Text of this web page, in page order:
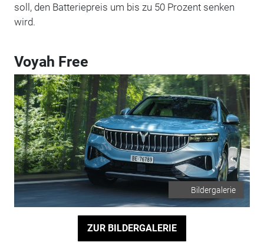
soll, den Batteriepreis um bis zu 50 Prozent senken
wird.
Voyah Free
Bildergalerie
ZUR BILDERGALERIE